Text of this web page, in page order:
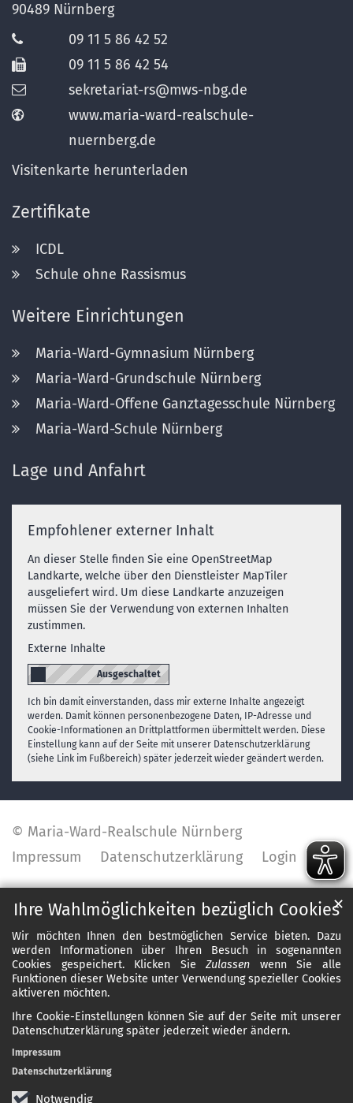
Ihre Wahlmöglichkeiten bezüglich Cookies
Wir möchten Ihnen den bestmöglichen Service bieten. Dazu
werden Informationen über Ihren Besuch in sogenannten
Cookies gespeichert. Klicken SieZulassen wenn Sie alle
Funktionen dieser Website unter Verwendung spezieller Cookies
aktiveren möchten.
Ihre Cookie-Einstellungen können Sie auf der Seite mit unserer
Datenschutzerklärung später jederzeit wieder ändern.
Notwendig
✕
Impressum
Datenschutzerklärung
90489 Nürnberg
09 11 5 86 42 52
09 11 5 86 42 54
sekretariat-rs@mws-nbg.de
www.maria-ward-realschule-
nuernberg.de
Visitenkarte herunterladen
Zertifikate
ICDL
Schule ohne Rassismus
Weitere Einrichtungen
Maria-Ward-Gymnasium Nürnberg
Maria-Ward-Grundschule Nürnberg
Maria-Ward-Offene Ganztagesschule Nürnberg
Maria-Ward-Schule Nürnberg
Lage und Anfahrt
Empfohlener externer Inhalt
An dieser Stelle finden Sie eine OpenStreetMap
Landkarte, welche über den Dienstleister MapTiler
ausgeliefert wird. Um diese Landkarte anzuzeigen
müssen Sie der Verwendung von externen Inhalten
zustimmen.
Externe Inhalte
Ich bin damit einverstanden, dass mir externe Inhalte angezeigt
werden. Damit können personenbezogene Daten, IP-Adresse und
Cookie-Informationen an Drittplattformen übermittelt werden. Diese
Einstellung kann auf der Seite mit unserer Datenschutzerklärung
(siehe Link im Fußbereich) später jederzeit wieder geändert werden.
© Maria-Ward-Realschule Nürnberg
Impressum
Datenschutzerklärung Login